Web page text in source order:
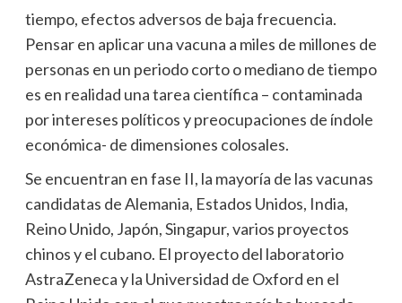
tiempo, efectos adversos de baja frecuencia.
Pensar en aplicar una vacuna a miles de millones de
personas en un periodo corto o mediano de tiempo
es en realidad una tarea científica – contaminada
por intereses políticos y preocupaciones de índole
económica- de dimensiones colosales.
Se encuentran en fase II, la mayoría de las vacunas
candidatas de Alemania, Estados Unidos, India,
Reino Unido, Japón, Singapur, varios proyectos
chinos y el cubano. El proyecto del laboratorio
AstraZeneca y la Universidad de Oxford en el